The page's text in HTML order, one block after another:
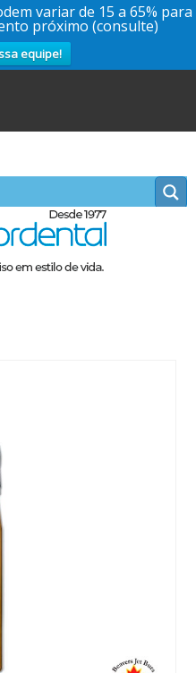
variar de 15 a 65% para
próximo (consulte)
equipe!